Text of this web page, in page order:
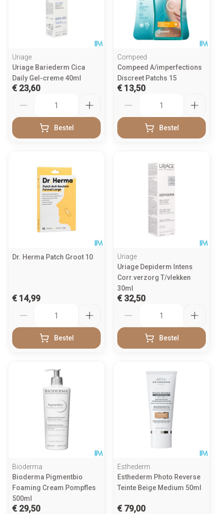
Uriage
Uriage Bariederm Cica
Daily Gel-creme 40ml
€ 23,60
Bestel
Compeed
Compeed A/imperfections
Discreet Patchs 15
€ 13,50
Bestel
Dr. Herma Patch Groot 10
€ 14,99
Bestel
Uriage
Uriage Depiderm Intens
Corr.verzorg T/vlekken
30ml
€ 32,50
Bestel
Bioderma
Bioderma Pigmentbio
Foaming Cream Pompfles
500ml
€ 29,50
Esthederm
Esthederm Photo Reverse
Teinte Beige Medium 50ml
€ 79,00